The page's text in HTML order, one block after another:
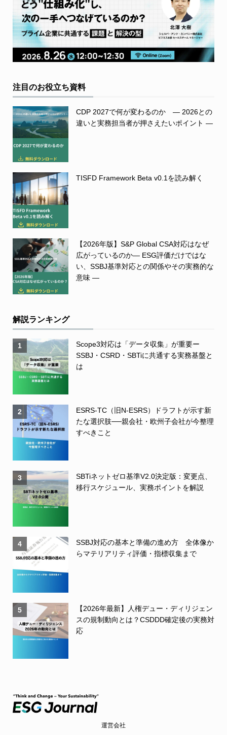
注目のお役立ち資料
CDP 2027で何が変わるのか ― 2026との
違いと実務担当者が押さえたいポイント ―
TISFD Framework Beta v0.1を読み解く
【2026年版】S&P Global CSA対応はなぜ
広がっているのか― ESG評価だけではな
い、SSBJ基準対応との関係やその実務的な
意味 ―
解説ランキング
1
Scope3対応は「データ収集」が重要ー
SSBJ・CSRD・SBTiに共通する実務基盤と
は
2
ESRS-TC（旧N-ESRS）ドラフトが示す新
たな選択肢──親会社・欧州子会社が今整理
すべきこと
3
SBTiネットゼロ基準V2.0決定版：変更点、
移行スケジュール、実務ポイントを解説
4
SSBJ対応の基本と準備の進め方 全体像か
らマテリアリティ評価・指標収集まで
5
【2026年最新】人権デュー・ディリジェン
スの規制動向とは？CSDDD確定後の実務対
応
運営会社